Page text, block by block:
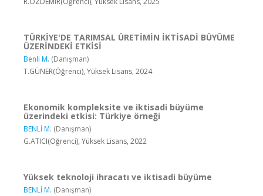
TÜRKİYE'DE TARIMSAL ÜRETİMİN İKTİSADİ BÜYÜME
ÜZERİNDEKİ ETKİSİ
Benli M. (Danışman)
T.GÜNER(Öğrenci), Yüksek Lisans, 2024
Ekonomik kompleksite ve iktisadi büyüme
üzerindeki etkisi: Türkiye örneği
BENLİ M. (Danışman)
G.ATICI(Öğrenci), Yüksek Lisans, 2022
Yüksek teknoloji ihracatı ve iktisadi büyüme
BENLİ M. (Danışman)